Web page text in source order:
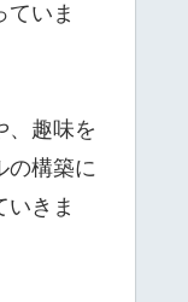
ていま
、趣味を
の構築に
いきま